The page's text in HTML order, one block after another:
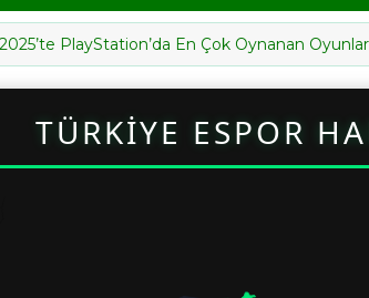
En Çok Oynanan Oyunlar
TÜRKİYE ESPOR